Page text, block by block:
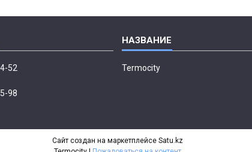
52
98
Termocity
Сайт создан на маркетплейсе Satu.kz